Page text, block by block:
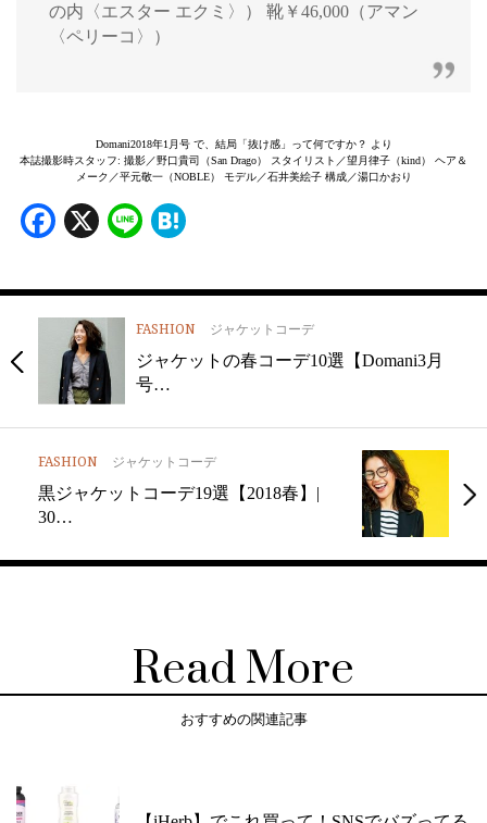
の内〈エスター エクミ〉） 靴￥46,000（アマン
〈ペリーコ〉）
Domani2018年1月号 で、結局「抜け感」って何ですか？ より
本誌撮影時スタッフ: 撮影／野口貴司（San Drago） スタイリスト／望月律子（kind） ヘア＆
メーク／平元敬一（NOBLE） モデル／石井美絵子 構成／湯口かおり
Facebook
X Line
FASHION ジャケットコーデ
ジャケットの春コーデ10選【Domani3月
号…
FASHION ジャケットコーデ
黒ジャケットコーデ19選【2018春】|
30…
Read More
おすすめの関連記事